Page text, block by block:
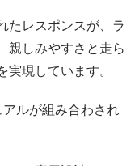
たレスポンスが、ラ
親しみやすさと走ら
現しています。
ルが組み合わされ